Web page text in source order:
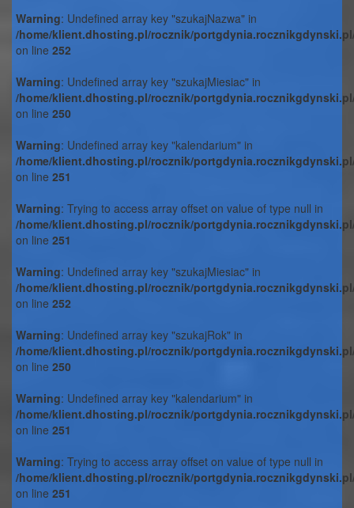
Warning: Undefined array key "szukajNazwa" in
/home/klient.dhosting.pl/rocznik/
on line 252
Warning: Undefined array key "szukajMiesiac" in
/home/klient.dhosting.pl/rocznik/
on line 250
Warning: Undefined array key "kalendarium" in
/home/klient.dhosting.pl/rocznik/
on line 251
Warning: Trying to access array offset on value of type null in
/home/klient.dhosting.pl/rocznik/
on line 251
Warning: Undefined array key "szukajMiesiac" in
/home/klient.dhosting.pl/rocznik/
on line 252
Warning: Undefined array key "szukajRok" in
/home/klient.dhosting.pl/rocznik/
on line 250
Warning: Undefined array key "kalendarium" in
/home/klient.dhosting.pl/rocznik/
on line 251
Warning: Trying to access array offset on value of type null in
/home/klient.dhosting.pl/rocznik/
on line 251